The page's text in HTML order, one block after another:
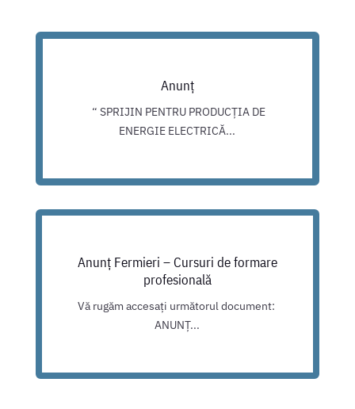
Anunț
“ SPRIJIN PENTRU PRODUCȚIA DE
ENERGIE ELECTRICĂ...
Anunț Fermieri – Cursuri de formare
profesională
Vă rugăm accesați următorul document:
ANUNȚ...